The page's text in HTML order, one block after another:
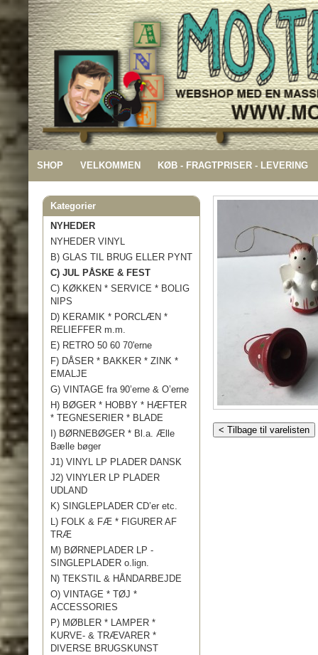
SHOP VELKOMMEN KØB - FRAGTPRISER - LEVERING
Kategorier
NYHEDER
NYHEDER VINYL
B) GLAS TIL BRUG ELLER PYNT
C) JUL PÅSKE & FEST
C) KØKKEN * SERVICE * BOLIG
NIPS
D) KERAMIK * PORCLÆN *
RELIEFFER m.m.
E) RETRO 50 60 70'erne
F) DÅSER * BAKKER * ZINK *
EMALJE
G) VINTAGE fra 90’erne & O’erne
H) BØGER * HOBBY * HÆFTER
* TEGNESERIER * BLADE
I) BØRNEBØGER * Bl.a. Ælle
Bælle bøger
J1) VINYL LP PLADER DANSK
J2) VINYLER LP PLADER
UDLAND
K) SINGLEPLADER CD’er etc.
L) FOLK & FÆ * FIGURER AF
TRÆ
M) BØRNEPLADER LP -
SINGLEPLADER o.lign.
N) TEKSTIL & HÅNDARBEJDE
O) VINTAGE * TØJ *
ACCESSORIES
P) MØBLER * LAMPER *
KURVE- & TRÆVARER *
DIVERSE BRUGSKUNST
< Tilbage til varelisten